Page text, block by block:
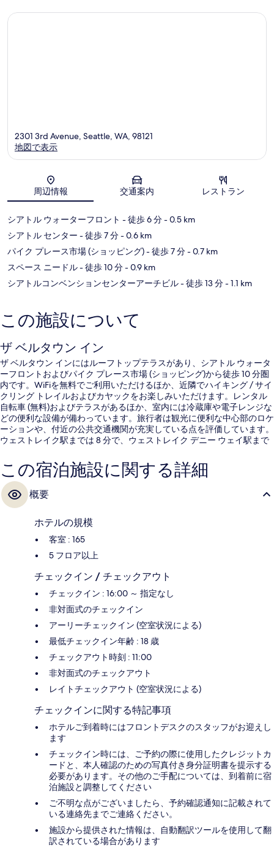
ン
コ
地図
2301 3rd Avenue, Seattle, WA, 98121
地図で表示
周辺情報 交通案内 レストラン
シアトル ウォーターフロント - 徒歩 6 分- 0.5 km
シアトル センター - 徒歩 7 分- 0.6 km
パイク プレース市場 (ショッピング)- 徒歩 7 分- 0.7 km
スペース ニードル- 徒歩 10 分- 0.9 km
シアトルコンベンションセンターアーチビル- 徒歩 13 分- 1.1 km
この施設について
ザ ベルタウン イン
ザ ベルタウン インにはルーフトップテラスがあり、シアトル ウォータ
ーフロントおよびパイク プレース市場 (ショッピング)から徒歩 10 分圏
内です。WiFiを無料でご利用いただけるほか、近隣でハイキング / サイ
クリング トレイルおよびカヤックをお楽しみいただけます。レンタル
自転車 (無料)およびテラスがあるほか、室内には冷蔵庫や電子レンジな
どの便利な設備が備わっています。旅行者は観光に便利な中心部のロケ
ーションや、付近の公共交通機関が充実している点を評価しています。
ウェストレイク駅までは 8 分で、ウェストレイク デニー ウェイ駅まで
この宿泊施設に関する詳細
概要
ホテルの規模
客室 : 165
5 フロア以上
チェックイン / チェックアウト
チェックイン : 16:00 ～ 指定なし
非対面式のチェックイン
アーリーチェックイン (空室状況による)
最低チェックイン年齢 : 18 歳
チェックアウト時刻 : 11:00
非対面式のチェックアウト
レイトチェックアウト (空室状況による)
チェックインに関する特記事項
ホテルご到着時にはフロントデスクのスタッフがお迎えし
ます
チェックイン時には、ご予約の際に使用したクレジットカ
ードと、本人確認のための写真付き身分証明書を提示する
必要があります。その他のご手配については、到着前に宿
泊施設と調整してください
ご不明な点がございましたら、予約確認通知に記載されて
いる連絡先までご連絡ください。
施設から提供された情報は、自動翻訳ツールを使用して翻
訳されている場合があります